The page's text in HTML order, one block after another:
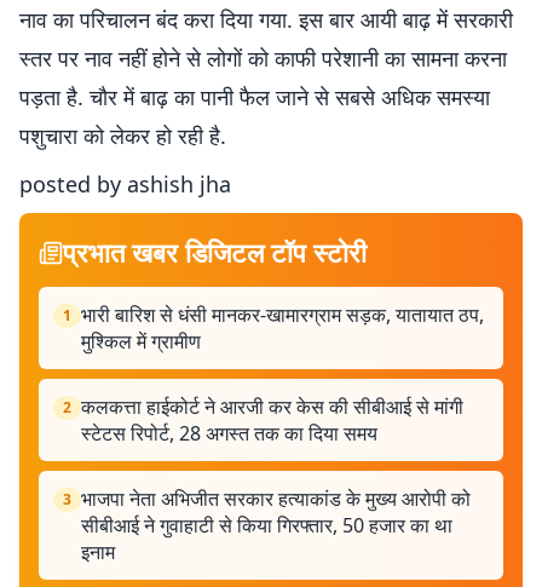
नाव का परिचालन बंद करा दिया गया. इस बार आयी बाढ़ में सरकारी
स्तर पर नाव नहीं होने से लोगों को काफी परेशानी का सामना करना
पड़ता है. चौर में बाढ़ का पानी फैल जाने से सबसे अधिक समस्या
पशुचारा को लेकर हो रही है.
posted by ashish jha
प्रभात खबर डिजिटल टॉप स्टोरी
1 भारी बारिश से धंसी मानकर-खामारग्राम सड़क, यातायात ठप,
मुश्किल में ग्रामीण
2 कलकत्ता हाईकोर्ट ने आरजी कर केस की सीबीआई से मांगी
स्टेटस रिपोर्ट, 28 अगस्त तक का दिया समय
3 भाजपा नेता अभिजीत सरकार हत्याकांड के मुख्य आरोपी को
सीबीआई ने गुवाहाटी से किया गिरफ्तार, 50 हजार का था
इनाम